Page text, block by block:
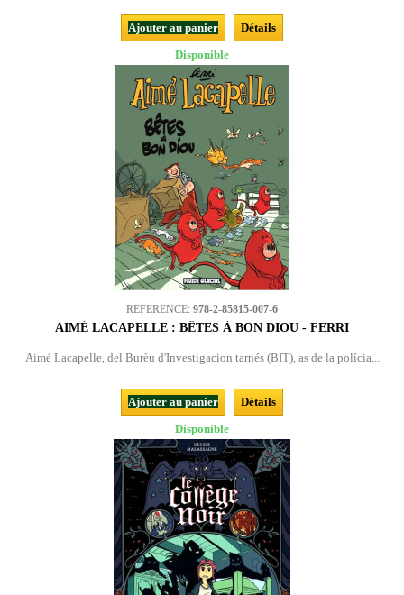
Ajouter au panier
Détails
Disponible
REFERENCE: 978-2-85815-007-6
AIMÉ LACAPELLE : BÊTES À BON DIOU - FERRI
Aimé Lacapelle, del Burèu d'Investigacion tarnés (BIT), as de la polícia...
Ajouter au panier
Détails
Disponible